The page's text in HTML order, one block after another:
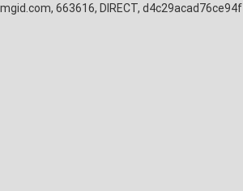
mgid.com, 663616, DIRECT, d4c29acad76ce94f